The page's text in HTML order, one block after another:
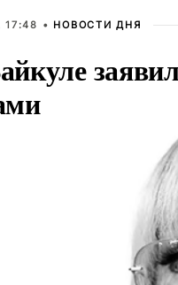
• НОВОСТИ ДНЯ